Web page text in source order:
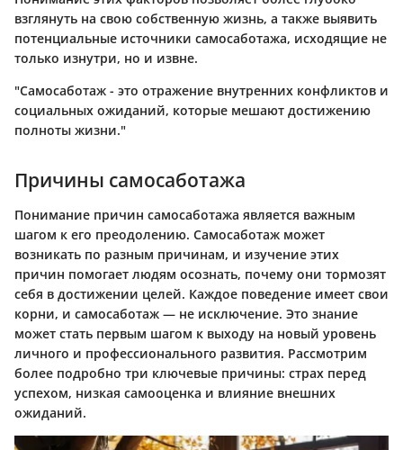
взглянуть на свою собственную жизнь, а также выявить
потенциальные источники самосаботажа, исходящие не
только изнутри, но и извне.
"Самосаботаж - это отражение внутренних конфликтов и
социальных ожиданий, которые мешают достижению
полноты жизни."
Причины самосаботажа
Понимание причин самосаботажа является важным
шагом к его преодолению. Самосаботаж может
возникать по разным причинам, и изучение этих
причин помогает людям осознать, почему они тормозят
себя в достижении целей. Каждое поведение имеет свои
корни, и самосаботаж — не исключение. Это знание
может стать первым шагом к выходу на новый уровень
личного и профессионального развития. Рассмотрим
более подробно три ключевые причины: страх перед
успехом, низкая самооценка и влияние внешних
ожиданий.